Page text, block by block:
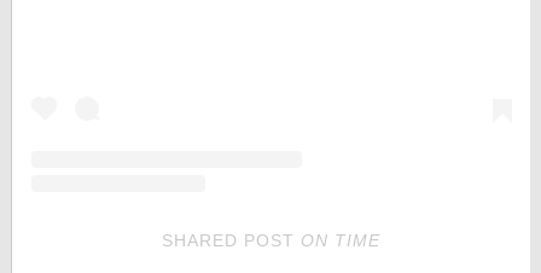
SHARED POST ON TIME